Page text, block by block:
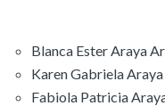
Blanca Ester Araya
Karen Gabriela
Fabiola Patricia